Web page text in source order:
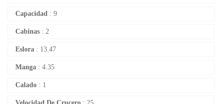
Capacidad : 9
Cabinas : 2
Eslora : 13.47
Manga : 4.35
Calado : 1